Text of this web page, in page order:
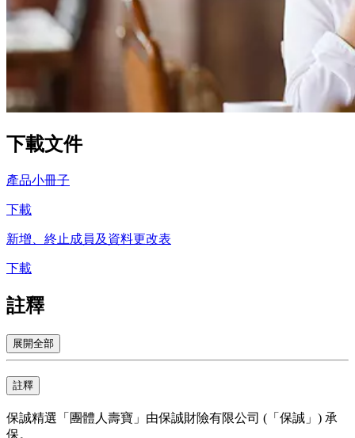
下載文件
產品小冊子
下載
新增、終止成員及資料更改表
下載
註釋
展開全部
註釋
保誠精選「團體人壽寶」由保誠財險有限公司 (「保誠」) 承
保。